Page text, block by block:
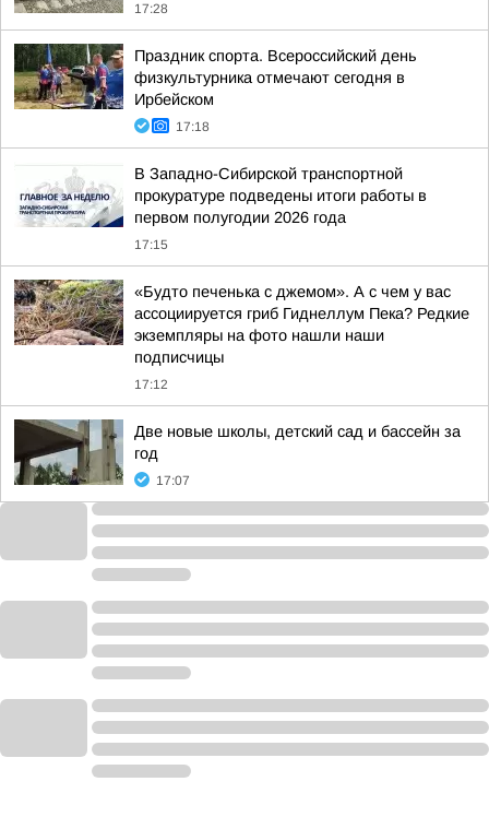
17:28
Праздник спорта. Всероссийский день
физкультурника отмечают сегодня в
Ирбейском
17:18
В Западно-Сибирской транспортной
прокуратуре подведены итоги работы в
первом полугодии 2026 года
17:15
«Будто печенька с джемом». А с чем у вас
ассоциируется гриб Гиднеллум Пека? Редкие
экземпляры на фото нашли наши
подписчицы
17:12
Две новые школы, детский сад и бассейн за
год
17:07